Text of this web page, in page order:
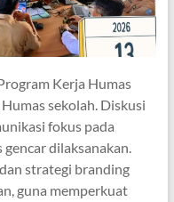
Kerja Humas
sekolah. Diskusi
fokus pada
dilaksanakan.
strategi branding
guna memperkuat